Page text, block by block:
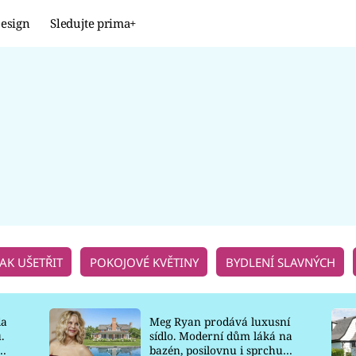
Sledujte prima+
UŠETŘIT POKOJOVÉ KVĚTINY BYDLENÍ SLAVNÝCH
Meg Ryan prodává luxusní
sídlo. Moderní dům láká na
bazén, posilovnu i sprchu